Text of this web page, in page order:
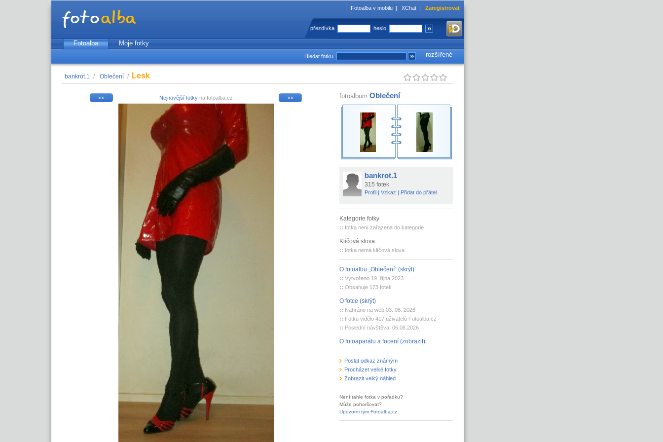
Fotoalba v mobilu | XChat | Zaregistrovat
přezdívka heslo
Fotoalba
Moje fotky
rozšířené
Hledat fotku
bankrot.1 / Oblečení / Lesk
Nejnovější fotkyna fotoalba.cz fotoalbum Oblečení
bankrot.1
315 fotek
Profil| Vzkaz | Přidat do přátel
Kategorie fotky
:: fotka není zařazena do kategorie
Klíčová slova
:: fotka nemá klíčová slova
O fotoalbu „Oblečení“ (skrýt)
:: Vytvořeno 19. října 2023
:: Obsahuje 173 fotek
O fotce (skrýt)
:: Nahráno na web 03. 06. 2026
:: Fotku vidělo 417 uživatelů Fotoalba.cz
:: Poslední návštěva: 06.08.2026
O fotoaparátu a focení (zobrazit)
Poslat odkaz známým
Procházet velké fotky
Zobrazit velký náhled
Není tahle fotka v pořádku?
Může pohoršovat?
Upozorni tým Fotoalba.cz